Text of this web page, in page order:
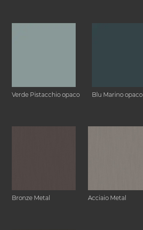
Verde Pistacchio opaco Blu Marino opaco
Bronze Metal Acciaio Metal